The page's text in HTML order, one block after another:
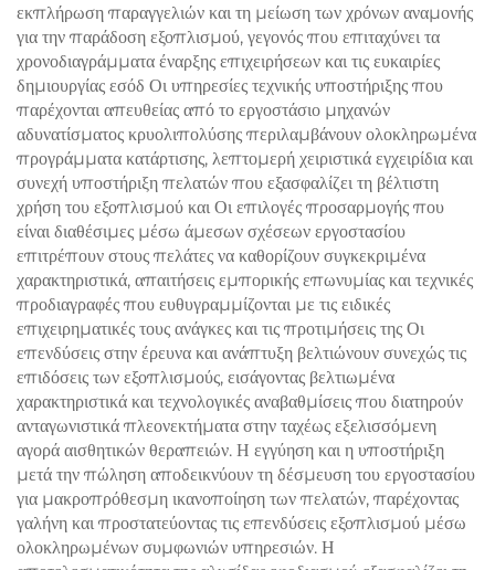
εκπλήρωση παραγγελιών και τη μείωση των χρόνων αναμονής
για την παράδοση εξοπλισμού, γεγονός που επιταχύνει τα
χρονοδιαγράμματα έναρξης επιχειρήσεων και τις ευκαιρίες
δημιουργίας εσόδ Οι υπηρεσίες τεχνικής υποστήριξης που
παρέχονται απευθείας από το εργοστάσιο μηχανών
αδυνατίσματος κρυολιπολύσης περιλαμβάνουν ολοκληρωμένα
προγράμματα κατάρτισης, λεπτομερή χειριστικά εγχειρίδια και
συνεχή υποστήριξη πελατών που εξασφαλίζει τη βέλτιστη
χρήση του εξοπλισμού και Οι επιλογές προσαρμογής που
είναι διαθέσιμες μέσω άμεσων σχέσεων εργοστασίου
επιτρέπουν στους πελάτες να καθορίζουν συγκεκριμένα
χαρακτηριστικά, απαιτήσεις εμπορικής επωνυμίας και τεχνικές
προδιαγραφές που ευθυγραμμίζονται με τις ειδικές
επιχειρηματικές τους ανάγκες και τις προτιμήσεις της Οι
επενδύσεις στην έρευνα και ανάπτυξη βελτιώνουν συνεχώς τις
επιδόσεις των εξοπλισμούς, εισάγοντας βελτιωμένα
χαρακτηριστικά και τεχνολογικές αναβαθμίσεις που διατηρούν
ανταγωνιστικά πλεονεκτήματα στην ταχέως εξελισσόμενη
αγορά αισθητικών θεραπειών. Η εγγύηση και η υποστήριξη
μετά την πώληση αποδεικνύουν τη δέσμευση του εργοστασίου
για μακροπρόθεσμη ικανοποίηση των πελατών, παρέχοντας
γαλήνη και προστατεύοντας τις επενδύσεις εξοπλισμού μέσω
ολοκληρωμένων συμφωνιών υπηρεσιών. Η